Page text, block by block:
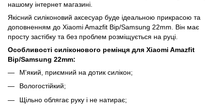
нашому інтернет магазині.
Якісний силіконовий аксесуар буде ідеальною прикрасою та
доповненням до Xiaomi Amazfit Bip/Samsung 22mm. Він має
просту застібку та без проблем розміщується на руці.
Особливості силіконового ремінця для Xiaomi Amazfit
Bip/Samsung 22mm:
М'який, приємний на дотик силікон;
Вологостійкий;
Щільно облягає руку і не натирає;